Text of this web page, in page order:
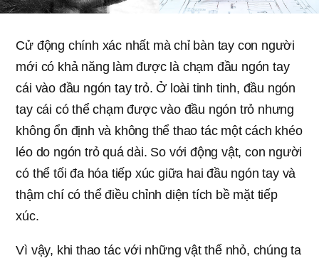
Cử động chính xác nhất mà chỉ bàn tay con người
mới có khả năng làm được là chạm đầu ngón tay
cái vào đầu ngón tay trỏ. Ở loài tinh tinh, đầu ngón
tay cái có thể chạm được vào đầu ngón trỏ nhưng
không ổn định và không thể thao tác một cách khéo
léo do ngón trỏ quá dài. So với động vật, con người
có thể tối đa hóa tiếp xúc giữa hai đầu ngón tay và
thậm chí có thể điều chỉnh diện tích bề mặt tiếp
xúc.
Vì vậy, khi thao tác với những vật thể nhỏ, chúng ta